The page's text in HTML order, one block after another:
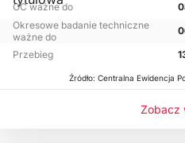
OC ważne do
Okresowe badanie techniczne
ważne do
Przebieg
Źródło: Centralna Ewidencja
Zobacz